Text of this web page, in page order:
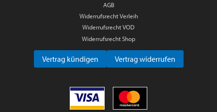
AGB
Widerrufsrecht Verleih
Widerrufsrecht VOD
Widerrufsrecht Shop
Vertrag kündigen Vertrag widerrufen